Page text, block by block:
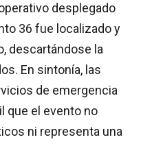
desplegado
36 fue localizado y
descartándose la
En sintonía, las
de emergencia
que el evento no
ni representa una